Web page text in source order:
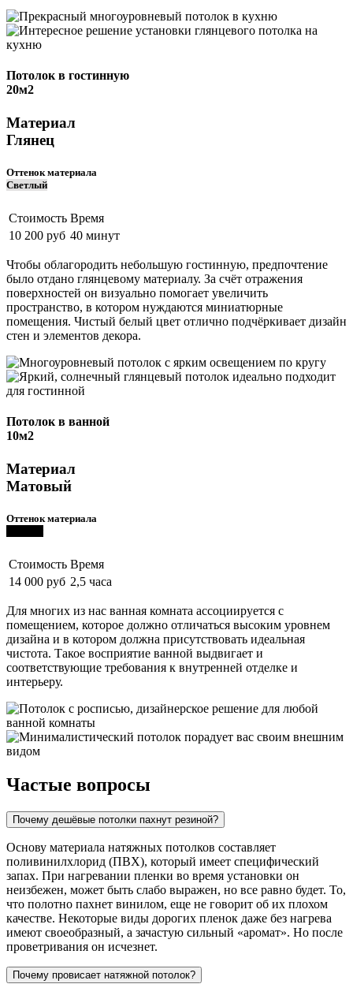
Потолок в гостинную
20м2
Материал
Глянец
Оттенок материала
Cветлый
Стоимость Время
10 200 руб 40 минут
Чтобы облагородить небольшую гостинную, предпочтение
было отдано глянцевому материалу. За счёт отражения
поверхностей он визуально помогает увеличить
пространство, в котором нуждаются миниатюрные
помещения. Чистый белый цвет отлично подчёркивает дизайн
стен и элементов декора.
Потолок в ванной
10м2
Материал
Матовый
Оттенок материала
Стоимость Время
14 000 руб 2,5 часа
Для многих из нас ванная комната ассоциируется с
помещением, которое должно отличаться высоким уровнем
дизайна и в котором должна присутствовать идеальная
чистота. Такое восприятие ванной выдвигает и
соответствующие требования к внутренней отделке и
интерьеру.
Частые вопросы
Почему дешёвые потолки пахнут резиной?
Основу материала натяжных потолков составляет
поливинилхлорид (ПВХ), который имеет специфический
запах. При нагревании пленки во время установки он
неизбежен, может быть слабо выражен, но все равно будет. То,
что полотно пахнет винилом, еще не говорит об их плохом
качестве. Некоторые виды дорогих пленок даже без нагрева
имеют своеобразный, а зачастую сильный «аромат». Но после
проветривания он исчезнет.
Почему провисает натяжной потолок?